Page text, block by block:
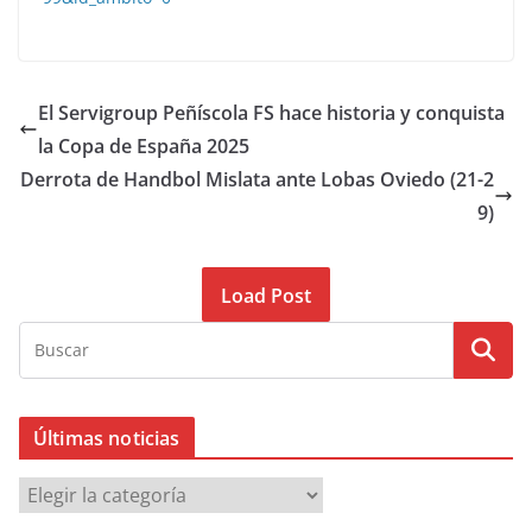
El Servigroup Peñíscola FS hace historia y conquista
la Copa de España 2025
Derrota de Handbol Mislata ante Lobas Oviedo (21-2
9)
Load Post
Últimas noticias
Ú
l